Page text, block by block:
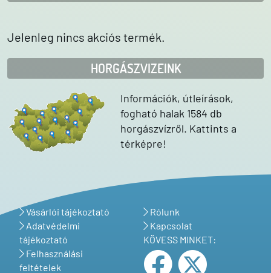
Jelenleg nincs akciós termék.
HORGÁSZVIZEINK
Információk, útleírások,
fogható halak 1584 db
horgászvízről. Kattints a
térképre!
Vásárlói tájékoztató
Adatvédelmi
tájékoztató
Felhasználási
feltételek
Rólunk
Kapcsolat
KÖVESS MINKET: